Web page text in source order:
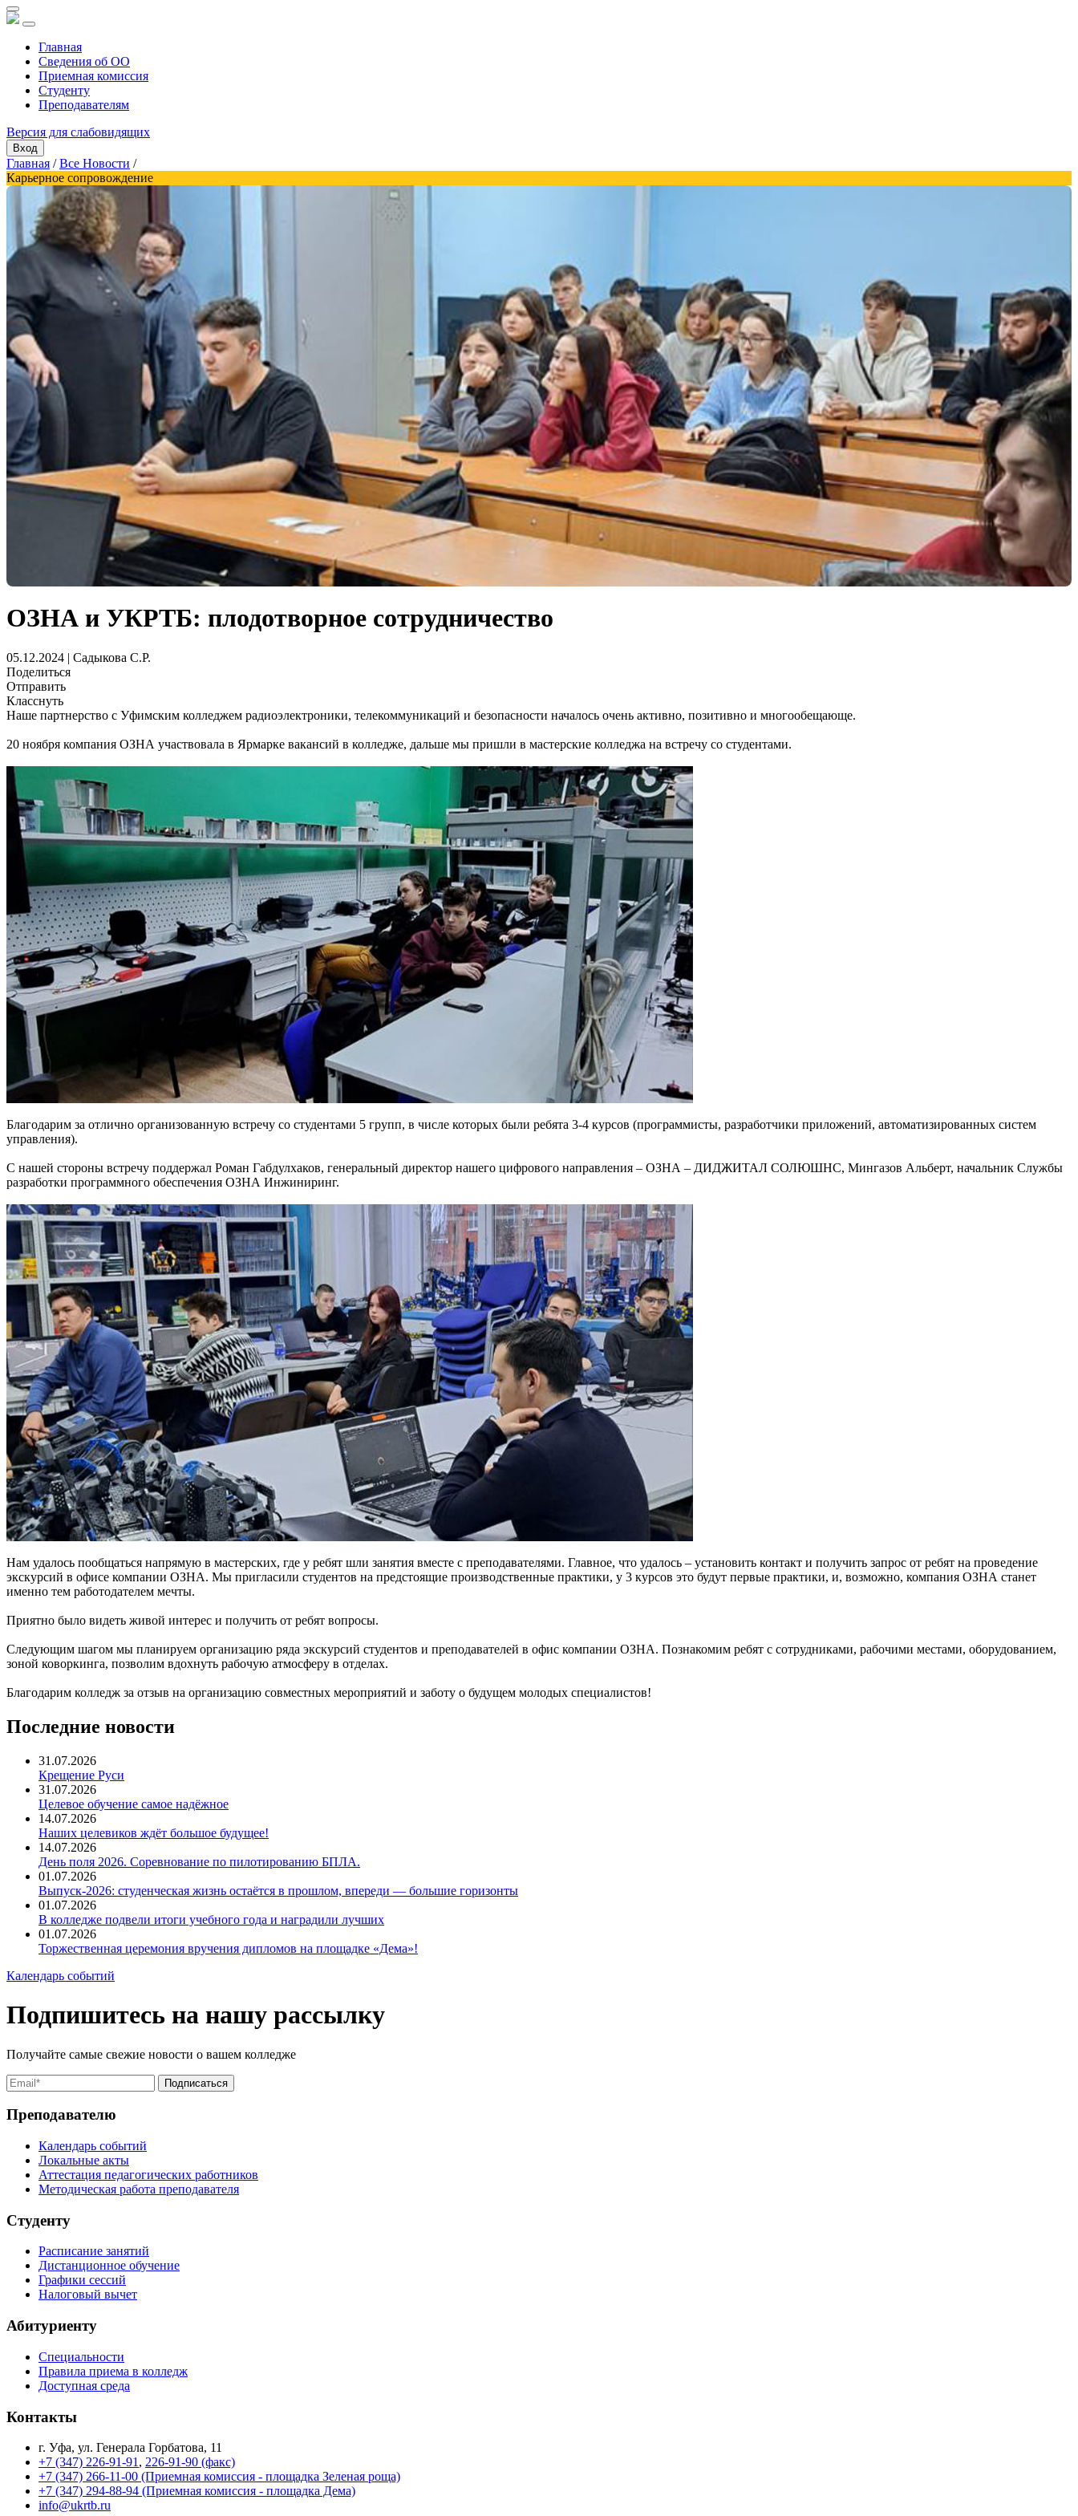
Главная
Сведения об ОО
Приемная комиссия
Студенту
Преподавателям
Версия для слабовидящих
Вход
Главная /Все Новости /
Карьерное сопровождение
ОЗНА и УКРТБ: плодотворное сотрудничество
05.12.2024 | Садыкова С.Р.
Поделиться
Отправить
Класснуть
Наше партнерство с Уфимским колледжем радиоэлектроники, телекоммуникаций и безопасности началось очень активно, позитивно и многообещающе.
20 ноября компания ОЗНА участвовала в Ярмарке вакансий в колледже, дальше мы пришли в мастерские колледжа на встречу со студентами.
Благодарим за отлично организованную встречу со студентами 5 групп, в числе которых были ребята 3-4 курсов (программисты, разработчики приложений, автоматизированных систем
управления).
С нашей стороны встречу поддержал Роман Габдулхаков, генеральный директор нашего цифрового направления – ОЗНА – ДИДЖИТАЛ СОЛЮШНС, Мингазов Альберт, начальник Службы
разработки программного обеспечения ОЗНА Инжиниринг.
Нам удалось пообщаться напрямую в мастерских, где у ребят шли занятия вместе с преподавателями. Главное, что удалось – установить контакт и получить запрос от ребят на проведение
экскурсий в офисе компании ОЗНА. Мы пригласили студентов на предстоящие производственные практики, у 3 курсов это будут первые практики, и, возможно, компания ОЗНА станет
именно тем работодателем мечты.
Приятно было видеть живой интерес и получить от ребят вопросы.
Следующим шагом мы планируем организацию ряда экскурсий студентов и преподавателей в офис компании ОЗНА. Познакомим ребят с сотрудниками, рабочими местами, оборудованием,
зоной коворкинга, позволим вдохнуть рабочую атмосферу в отделах.
Благодарим колледж за отзыв на организацию совместных мероприятий и заботу о будущем молодых специалистов!
Последние новости
31.07.2026
Крещение Руси
31.07.2026
Целевое обучение самое надёжное
14.07.2026
Наших целевиков ждёт большое будущее!
14.07.2026
День поля 2026. Соревнование по пилотированию БПЛА.
01.07.2026
Выпуск-2026: студенческая жизнь остаётся в прошлом, впереди — большие горизонты
01.07.2026
В колледже подвели итоги учебного года и наградили лучших
01.07.2026
Торжественная церемония вручения дипломов на площадке «Дема»!
Календарь событий
Подпишитесь на нашу рассылку
Получайте самые свежие новости о вашем колледже
Преподавателю
Календарь событий
Локальные акты
Аттестация педагогических работников
Методическая работа преподавателя
Студенту
Расписание занятий
Дистанционное обучение
Графики сессий
Налоговый вычет
Абитуриенту
Специальности
Правила приема в колледж
Доступная среда
Контакты
г. Уфа, ул. Генерала Горбатова, 11
+7 (347) 226-91-91 , 226-91-90 (факс)
+7 (347) 266-11-00 (Приемная комиссия - площадка Зеленая роща)
+7 (347) 294-88-94 (Приемная комиссия - площадка Дема)
info@ukrtb.ru